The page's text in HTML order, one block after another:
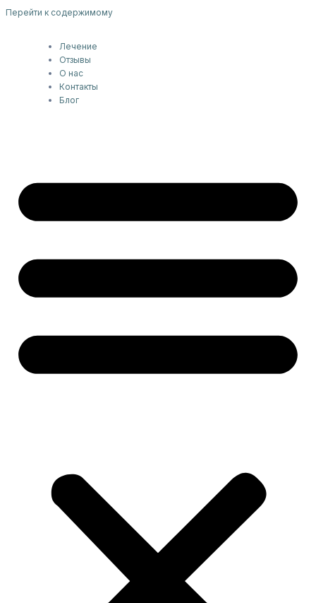
Перейти к содержимому
Лечение
Отзывы
О нас
Контакты
Блог